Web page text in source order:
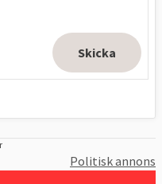
Politisk annons